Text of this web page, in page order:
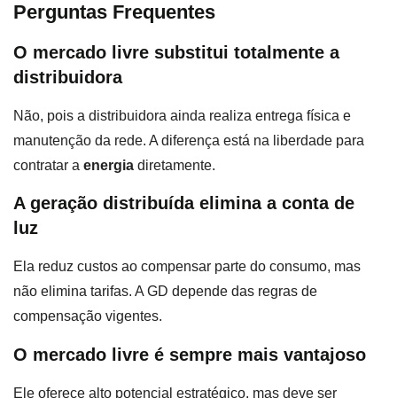
Perguntas Frequentes
O mercado livre substitui totalmente a
distribuidora
Não, pois a distribuidora ainda realiza entrega física e
manutenção da rede. A diferença está na liberdade para
contratar a energia diretamente.
A geração distribuída elimina a conta de
luz
Ela reduz custos ao compensar parte do consumo, mas
não elimina tarifas. A GD depende das regras de
compensação vigentes.
O mercado livre é sempre mais vantajoso
Ele oferece alto potencial estratégico, mas deve ser